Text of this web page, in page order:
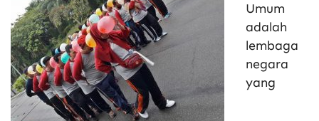
Umum
adalah
lembaga
negara
yang